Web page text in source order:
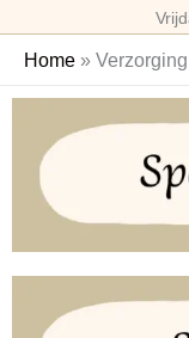
Home » Verzorging